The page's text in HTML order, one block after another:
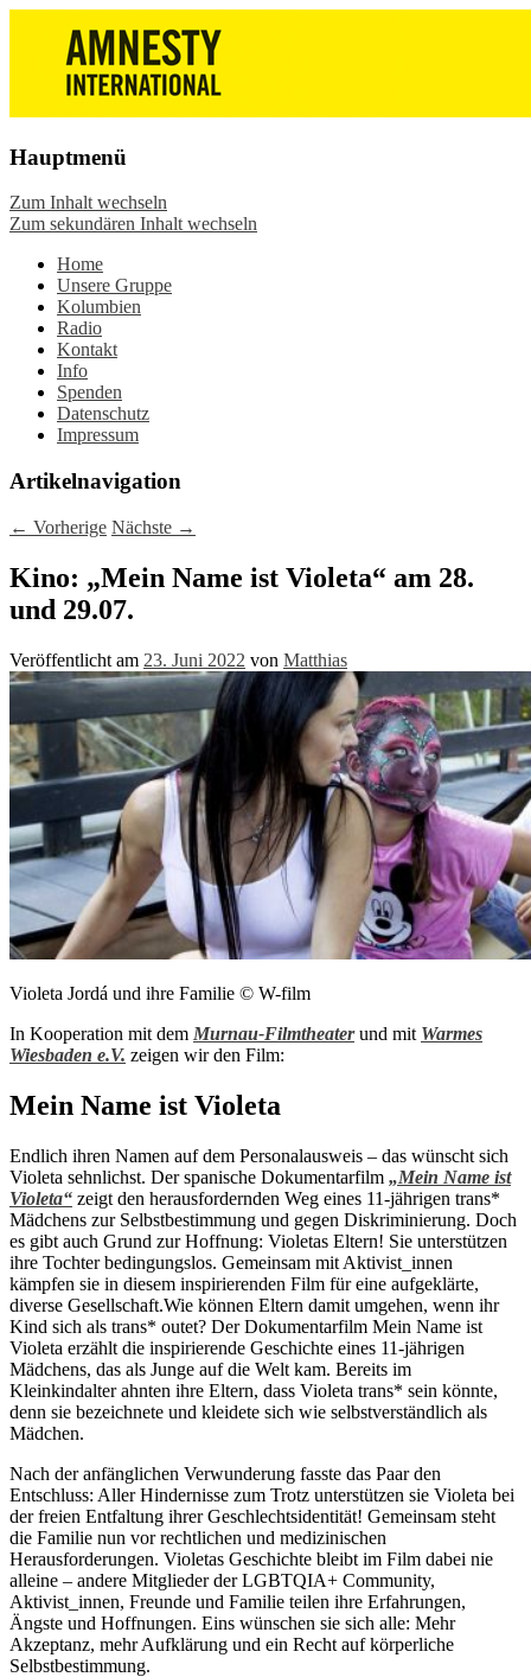
Amnesty International
Wiesbaden – Infos, Adresse,
Gruppentreffen
Die Wiesbadener Amnesty-Gruppen
stellen sich vor, bieten interessante
Veranstaltungen und Aktionen zum
Mitmachen – online oder in der Gruppe.
Sei dabei.
Hauptmenü
Zum Inhalt wechseln
Zum sekundären Inhalt wechseln
Home
Unsere Gruppe
Kolumbien
Radio
Kontakt
Info
Spenden
Datenschutz
Impressum
Artikelnavigation
← Vorherige Nächste →
Kino: „Mein Name ist Violeta“ am 28.
und 29.07.
Veröffentlicht am 23. Juni 2022 von Matthias
Violeta Jordá und ihre Familie © W-film
In Kooperation mit dem Murnau-Filmtheaterund mit Warmes
Wiesbaden e.V. zeigen wir den Film:
Mein Name ist Violeta
Endlich ihren Namen auf dem Personalausweis – das wünscht sich
Violeta sehnlichst. Der spanische Dokumentarfilm „Mein Name ist
Violeta“ zeigt den herausfordernden Weg eines 11-jährigen trans*
Mädchens zur Selbstbestimmung und gegen Diskriminierung. Doch
es gibt auch Grund zur Hoffnung: Violetas Eltern! Sie unterstützen
ihre Tochter bedingungslos. Gemeinsam mit Aktivist_innen
kämpfen sie in diesem inspirierenden Film für eine aufgeklärte,
diverse Gesellschaft.Wie können Eltern damit umgehen, wenn ihr
Kind sich als trans* outet? Der Dokumentarfilm Mein Name ist
Violeta erzählt die inspirierende Geschichte eines 11-jährigen
Mädchens, das als Junge auf die Welt kam. Bereits im
Kleinkindalter ahnten ihre Eltern, dass Violeta trans* sein könnte,
denn sie bezeichnete und kleidete sich wie selbstverständlich als
Mädchen.
Nach der anfänglichen Verwunderung fasste das Paar den
Entschluss: Aller Hindernisse zum Trotz unterstützen sie Violeta bei
der freien Entfaltung ihrer Geschlechtsidentität! Gemeinsam steht
die Familie nun vor rechtlichen und medizinischen
Herausforderungen. Violetas Geschichte bleibt im Film dabei nie
alleine – andere Mitglieder der LGBTQIA+ Community,
Aktivist_innen, Freunde und Familie teilen ihre Erfahrungen,
Ängste und Hoffnungen. Eins wünschen sie sich alle: Mehr
Akzeptanz, mehr Aufklärung und ein Recht auf körperliche
Selbstbestimmung.